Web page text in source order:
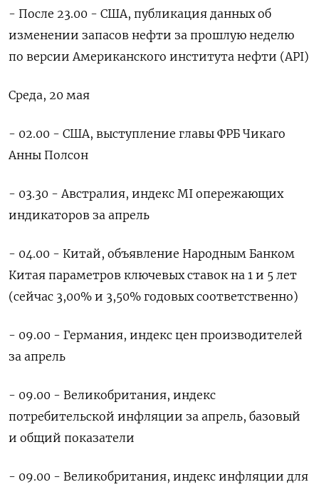
- После 23.00 - США, публикация данных об
изменении запасов нефти за прошлую неделю
по версии Американского института нефти (API)
Среда, 20 мая
- 02.00 - США, выступление ‌главы ФРБ Чикаго
Анны Полсон
- 03.30 - Австралия, индекс MI опережающих
индикаторов за апрель
- 04.00 - Китай, объявление Народным Банком
Китая параметров ключевых ставок на 1 и 5 лет
(сейчас 3,00% и 3,50% годовых соответственно)
- 09.00 - Германия, индекс цен ​производителей
за апрель
- 09.00 - Великобритания, индекс
потребительской инфляции за апрель, базовый
и общий показатели
- 09.00 - Великобритания, индекс инфляции для